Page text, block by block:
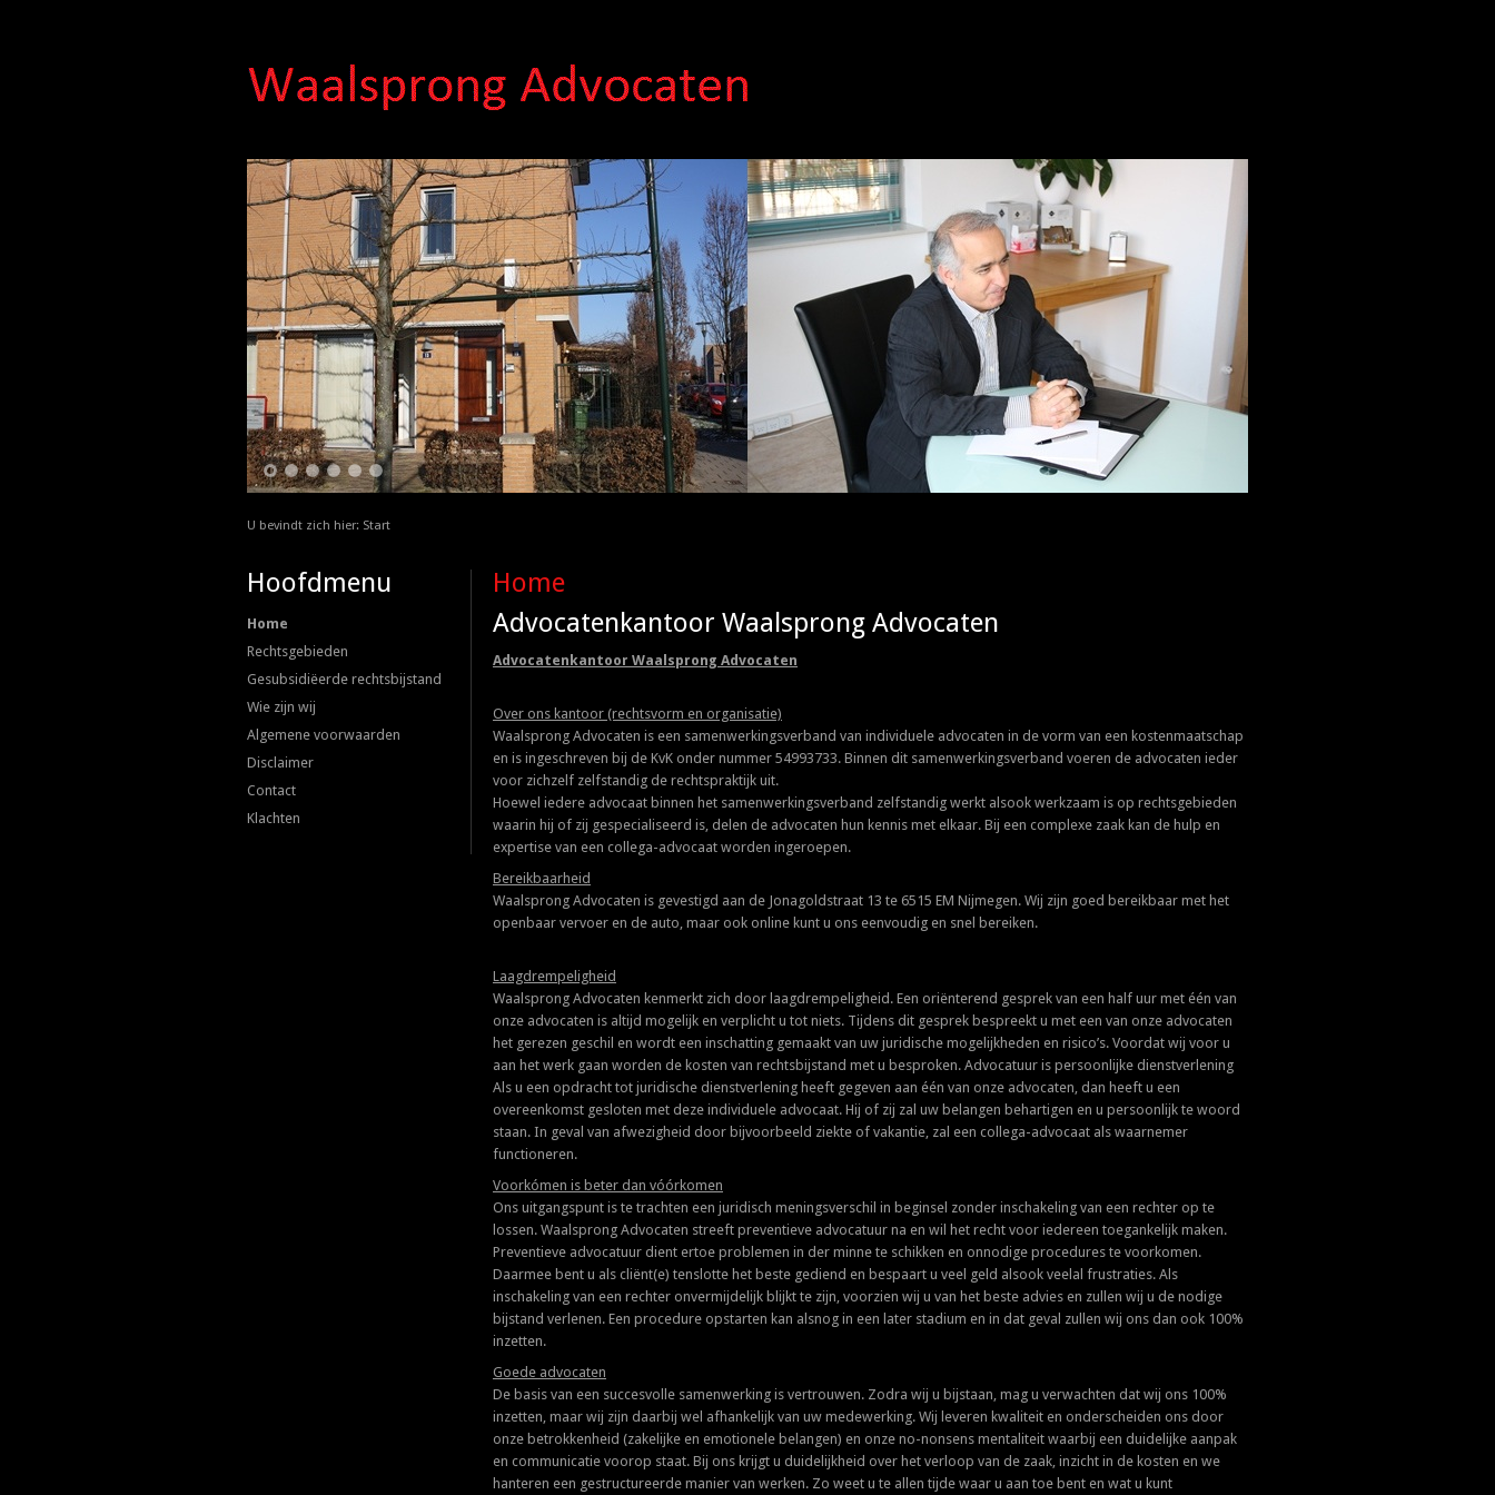
1 2 3 4 5 6
U bevindt zich hier: Start
Hoofdmenu
Home
Rechtsgebieden
Gesubsidiëerde rechtsbijstand
Wie zijn wij
Algemene voorwaarden
Disclaimer
Contact
Klachten
Home
Advocatenkantoor Waalsprong Advocaten
Advocatenkantoor Waalsprong Advocaten
Over ons kantoor (rechtsvorm en organisatie)
Waalsprong Advocaten is een samenwerkingsverband van individuele advocaten in de vorm van een kostenmaatschap
en is ingeschreven bij de KvK onder nummer 54993733. Binnen dit samenwerkingsverband voeren de advocaten ieder
voor zichzelf zelfstandig de rechtspraktijk uit.
Hoewel iedere advocaat binnen het samenwerkingsverband zelfstandig werkt alsook werkzaam is op rechtsgebieden
waarin hij of zij gespecialiseerd is, delen de advocaten hun kennis met elkaar. Bij een complexe zaak kan de hulp en
expertise van een collega-advocaat worden ingeroepen.
Bereikbaarheid
Waalsprong Advocaten is gevestigd aan de Jonagoldstraat 13 te 6515 EM Nijmegen. Wij zijn goed bereikbaar met het
openbaar vervoer en de auto, maar ook online kunt u ons eenvoudig en snel bereiken.
Laagdrempeligheid
Waalsprong Advocaten kenmerkt zich door laagdrempeligheid. Een oriënterend gesprek van een half uur met één van
onze advocaten is altijd mogelijk en verplicht u tot niets. Tijdens dit gesprek bespreekt u met een van onze advocaten
het gerezen geschil en wordt een inschatting gemaakt van uw juridische mogelijkheden en risico’s. Voordat wij voor u
aan het werk gaan worden de kosten van rechtsbijstand met u besproken. Advocatuur is persoonlijke dienstverlening
Als u een opdracht tot juridische dienstverlening heeft gegeven aan één van onze advocaten, dan heeft u een
overeenkomst gesloten met deze individuele advocaat. Hij of zij zal uw belangen behartigen en u persoonlijk te woord
staan. In geval van afwezigheid door bijvoorbeeld ziekte of vakantie, zal een collega-advocaat als waarnemer
functioneren.
Voorkómen is beter dan vóórkomen
Ons uitgangspunt is te trachten een juridisch meningsverschil in beginsel zonder inschakeling van een rechter op te
lossen. Waalsprong Advocaten streeft preventieve advocatuur na en wil het recht voor iedereen toegankelijk maken.
Preventieve advocatuur dient ertoe problemen in der minne te schikken en onnodige procedures te voorkomen.
Daarmee bent u als cliënt(e) tenslotte het beste gediend en bespaart u veel geld alsook veelal frustraties. Als
inschakeling van een rechter onvermijdelijk blijkt te zijn, voorzien wij u van het beste advies en zullen wij u de nodige
bijstand verlenen. Een procedure opstarten kan alsnog in een later stadium en in dat geval zullen wij ons dan ook 100%
inzetten.
Goede advocaten
De basis van een succesvolle samenwerking is vertrouwen. Zodra wij u bijstaan, mag u verwachten dat wij ons 100%
inzetten, maar wij zijn daarbij wel afhankelijk van uw medewerking. Wij leveren kwaliteit en onderscheiden ons door
onze betrokkenheid (zakelijke en emotionele belangen) en onze no-nonsens mentaliteit waarbij een duidelijke aanpak
en communicatie voorop staat. Bij ons krijgt u duidelijkheid over het verloop van de zaak, inzicht in de kosten en we
hanteren een gestructureerde manier van werken. Zo weet u te allen tijde waar u aan toe bent en wat u kunt